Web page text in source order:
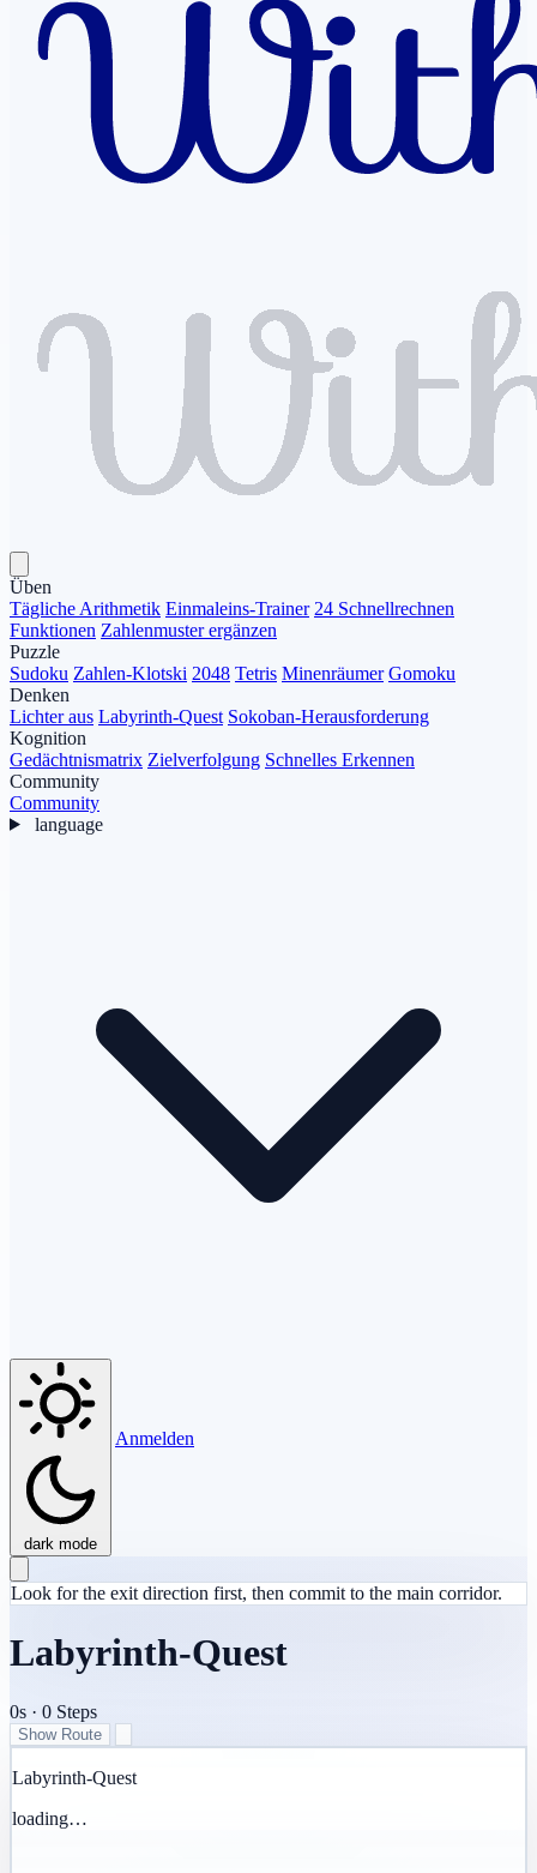
Üben
Tägliche Arithmetik Einmaleins-Trainer 24 Schnellrechnen
Funktionen Zahlenmuster ergänzen
Puzzle
Sudoku Zahlen-Klotski 2048 Tetris Minenräumer Gomoku
Denken
Lichter aus Labyrinth-Quest Sokoban-Herausforderung
Kognition
Gedächtnismatrix Zielverfolgung Schnelles Erkennen
Community
Community
language
dark mode
Anmelden
Look for the exit direction first, then commit to the main corridor.
Labyrinth-Quest
0s · 0 Steps
Show Route
Labyrinth-Quest
loading…